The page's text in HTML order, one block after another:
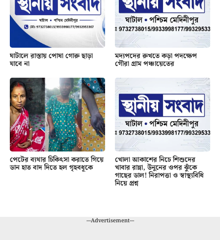
ঘাটালে রাস্তায় পোষা গোরু ছাড়া
যাবে না
মদ্যপদের রুখতে কড়া পদক্ষেপ
গৌরা গ্রাম পঞ্চায়েতের
পেটের ব্যথার চিকিৎসা করাতে গিয়ে
ডান হাত বাদ দিতে হল গৃহবধূকে
খোলা আকাশের নিচে শিশুদের
খাবার রান্না, উনুনের ওপর ঝুঁকে
গাছের ডাল! নিরাপত্তা ও স্বাস্থ্যবিধি
নিয়ে প্রশ্ন
---Advertisement---